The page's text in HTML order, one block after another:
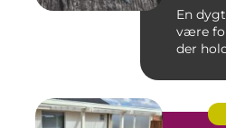
En
være
der